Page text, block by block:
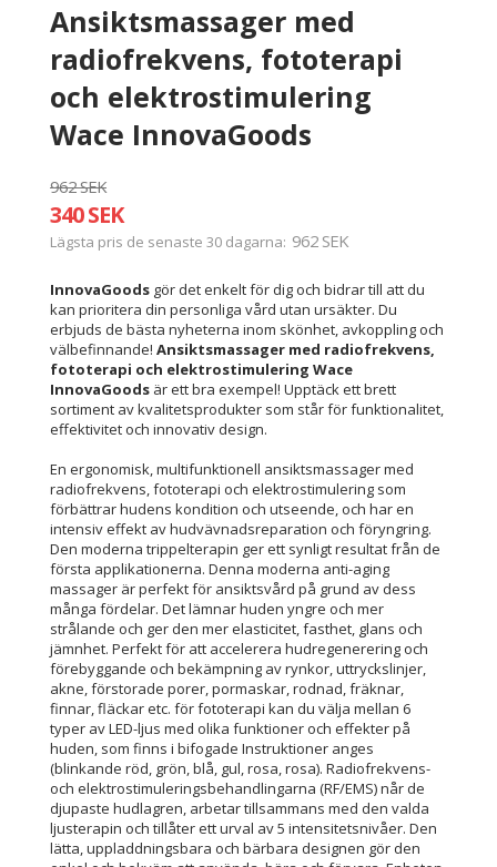
Ansiktsmassager med
radiofrekvens, fototerapi
och elektrostimulering
Wace InnovaGoods
962 SEK
340 SEK
Lägsta pris de senaste 30 dagarna 962 SEK
InnovaGoods gör det enkelt för dig och bidrar till att du
kan prioritera din personliga vård utan ursäkter. Du
erbjuds de bästa nyheterna inom skönhet, avkoppling och
välbefinnande! Ansiktsmassager med radiofrekvens,
fototerapi och elektrostimulering Wace
InnovaGoods är ett bra exempel! Upptäck ett brett
sortiment av kvalitetsprodukter som står för funktionalitet,
effektivitet och innovativ design.
En ergonomisk, multifunktionell ansiktsmassager med
radiofrekvens, fototerapi och elektrostimulering som
förbättrar hudens kondition och utseende, och har en
intensiv effekt av hudvävnadsreparation och föryngring.
Den moderna trippelterapin ger ett synligt resultat från de
första applikationerna. Denna moderna anti-aging
massager är perfekt för ansiktsvård på grund av dess
många fördelar. Det lämnar huden yngre och mer
strålande och ger den mer elasticitet, fasthet, glans och
jämnhet. Perfekt för att accelerera hudregenerering och
förebyggande och bekämpning av rynkor, uttryckslinjer,
akne, förstorade porer, pormaskar, rodnad, fräknar,
finnar, fläckar etc. för fototerapi kan du välja mellan 6
typer av LED-ljus med olika funktioner och effekter på
huden, som finns i bifogade Instruktioner anges
(blinkande röd, grön, blå, gul, rosa, rosa). Radiofrekvens-
och elektrostimuleringsbehandlingarna (RF/EMS) når de
djupaste hudlagren, arbetar tillsammans med den valda
ljusterapin och tillåter ett urval av 5 intensitetsnivåer. Den
lätta, uppladdningsbara och bärbara designen gör den